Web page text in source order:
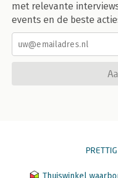
met relevante
events en de beste
Thuiswinkel